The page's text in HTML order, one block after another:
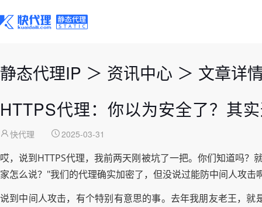
静态代理IP ＞ 资讯中心 ＞ 文章详
HTTPS代理：你以为安全了？其
快代理 2025-03-31
哎，说到HTTPS代理，我前两天刚被坑了一把。你们知道吗
家怎么说？"我们的代理确实加密了，但没说过能防中间人攻击
说到中间人攻击，有个特别有意思的事。去年我朋友老王，